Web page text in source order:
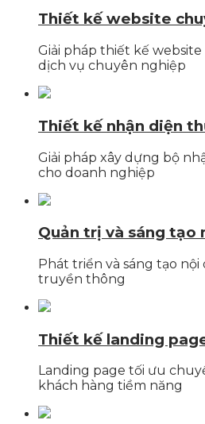
Thiết kế website
Giải pháp thiết kế
dịch vụ chuyên nghiệp
Thiết kế nhận diện
Giải pháp xây dựng bộ
cho doanh nghiệp
Quản trị và sáng tạo
Phát triển và sáng tạo
truyền thông
Thiết kế landing
Landing page tối ưu
khách hàng tiềm năng